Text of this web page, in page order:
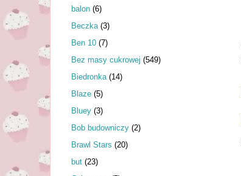
balon (6)
Beczka (3)
Ben 10 (7)
Bez masy cukrowej (549)
Biedronka (14)
Blaze (5)
Bluey (3)
Bob budowniczy (2)
Brawl Stars (20)
but (23)